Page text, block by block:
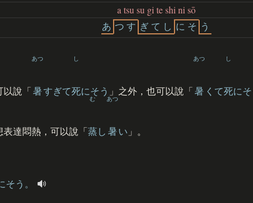
a tsu su gi te shi ni sō
あ つ す ぎ て し に そ う
以說「 暑
あつ
すぎて死
し
にそう 」之外，也可以說「 暑
あつ
くて死
し
にそ
表達悶熱，可以說「 蒸
む
し 暑
あつ
い 」。
そう。